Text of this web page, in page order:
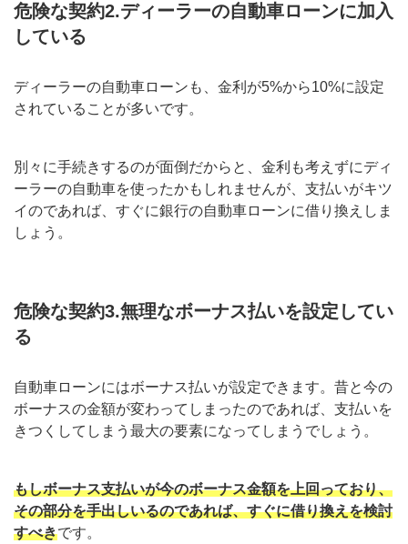
危険な契約2.ディーラーの自動車ローンに加入
している
ディーラーの自動車ローンも、金利が5%から10%に設定
されていることが多いです。
別々に手続きするのが面倒だからと、金利も考えずにディ
ーラーの自動車を使ったかもしれませんが、支払いがキツ
イのであれば、すぐに銀行の自動車ローンに借り換えしま
しょう。
危険な契約3.無理なボーナス払いを設定してい
る
自動車ローンにはボーナス払いが設定できます。昔と今の
ボーナスの金額が変わってしまったのであれば、支払いを
きつくしてしまう最大の要素になってしまうでしょう。
もしボーナス支払いが今のボーナス金額を上回っており、
その部分を手出しいるのであれば、すぐに借り換えを検討
すべきです。